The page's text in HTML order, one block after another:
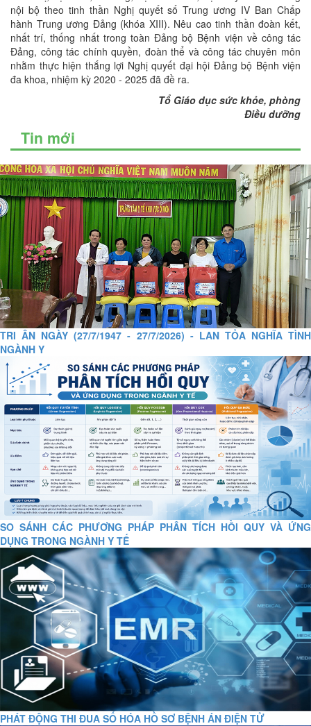
nội bộ theo tinh thần Nghị quyết số Trung ương IV Ban Chấp
hành Trung ương Đảng (khóa XIII). Nêu cao tinh thần đoàn kết,
nhất trí, thống nhất trong toàn Đảng bộ Bệnh viện về công tác
Đảng, công tác chính quyền, đoàn thể và công tác chuyên môn
nhằm thực hiện thắng lợi Nghị quyết đại hội Đảng bộ Bệnh viện
đa khoa, nhiệm kỳ 2020 - 2025 đã đề ra.
Tổ Giáo dục sức khỏe, phòng
Điều dưỡng
Tin mới
TRI ÂN NGÀY (27/7/1947 - 27/7/2026) - LAN TỎA NGHĨA TÌNH
NGÀNH Y
SO SÁNH CÁC PHƯƠNG PHÁP PHÂN TÍCH HỒI QUY VÀ ỨNG
DỤNG TRONG NGÀNH Y TẾ
PHÁT ĐỘNG THI ĐUA SỐ HÓA HỒ SƠ BỆNH ÁN ĐIỆN TỬ